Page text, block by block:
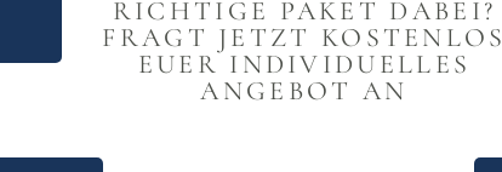
RICHTIGE PAKET DABEI?
FRAGT JETZT KOSTENLOS
EUER INDIVIDUELLES
ANGEBOT AN